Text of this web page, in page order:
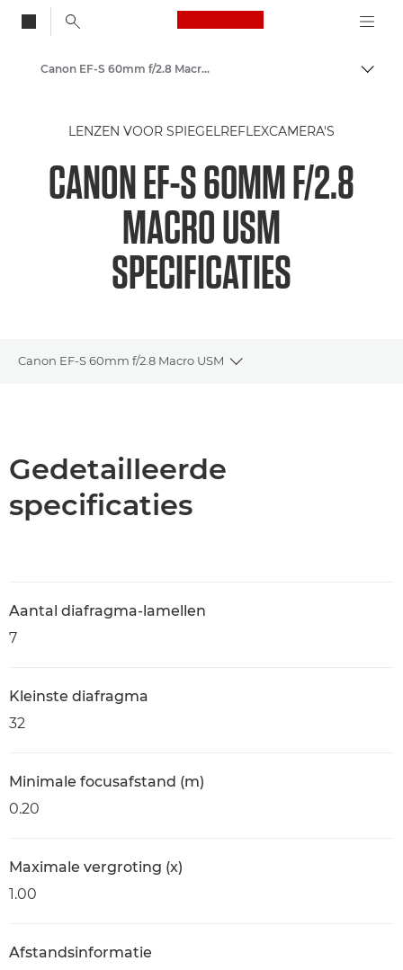
Canon Logo, back
Canon camera-lenzen
Canon EF-S 60mm f/2.8 Macro USM - Lenses - Camera & Photo lenses
LENZEN VOOR SPIEGELREFLEXCAMERA'S
CANON EF-S 60MM F/2.8
MACRO USM
SPECIFICATIES
Canon EF-S 60mm f/2.8 Macro USM
Toggle breadcrumbs
Gedetailleerde
specificaties
Aantal diafragma-lamellen
7
Kleinste diafragma
32
Minimale focusafstand (m)
0.20
Maximale vergroting (x)
1.00
Afstandsinformatie